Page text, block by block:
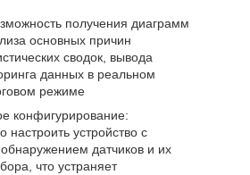
получения диаграмм
основных причин
сводок, вывода
данных в реальном
режиме
конфигурирование:
настроить устройство с
датчиков и их
что устраняет